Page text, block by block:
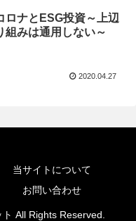
ロナとESG投資～上辺
組みは通用しない～
2020.04.27
当サイトについて
お問い合わせ
All Rights Reserved.